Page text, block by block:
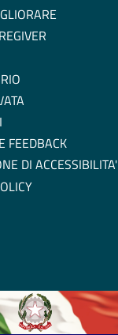
FEEDBACK
DI ACCESSIBILITA'